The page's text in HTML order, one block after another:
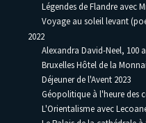
Légendes de Flandre avec
Voyage au soleil levant
2022
Alexandra David-Neel, 100
Bruxelles Hôtel de la
Déjeuner de l'Avent 2023
Géopolitique à l'heure des
L'Orientalisme avec